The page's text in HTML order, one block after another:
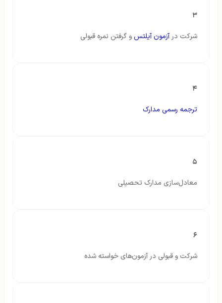
۳
شرکت درآزمون آیلتس و گرفتن نمره قبولی
۴
ترجمه رسمی مدارک
۵
معادل‌سازی مدارک تحصیلی
۶
شرکت و قبولی در آزمون‌های خواسته شده